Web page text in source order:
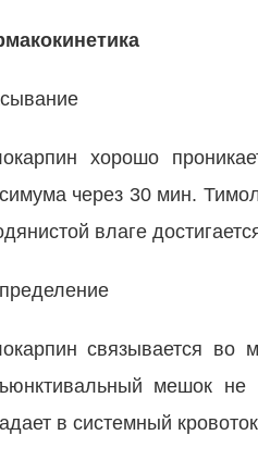
хорошо
через 30 мин.
влаге
связывается во
мешок не
в системный